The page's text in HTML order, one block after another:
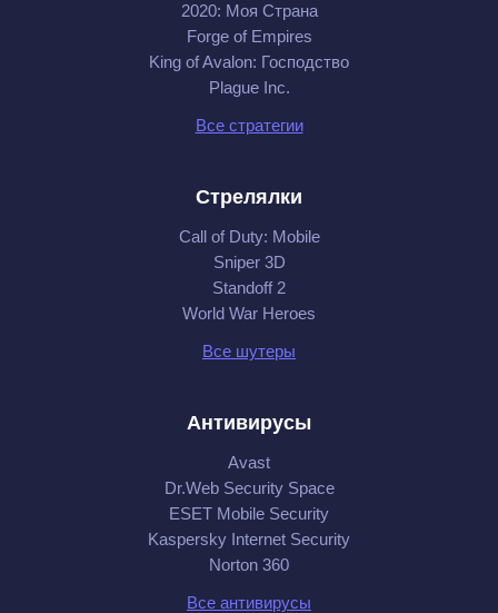
2020: Моя Cтрана
Forge of Empires
King of Avalon: Господство
Plague Inc.
Все стратегии
Стрелялки
Call of Duty: Mobile
Sniper 3D
Standoff 2
World War Heroes
Все шутеры
Антивирусы
Avast
Dr.Web Security Space
ESET Mobile Security
Kaspersky Internet Security
Norton 360
Все антивирусы